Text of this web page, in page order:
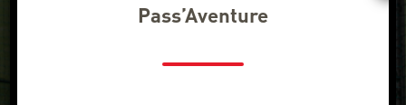
Pass’Aventure